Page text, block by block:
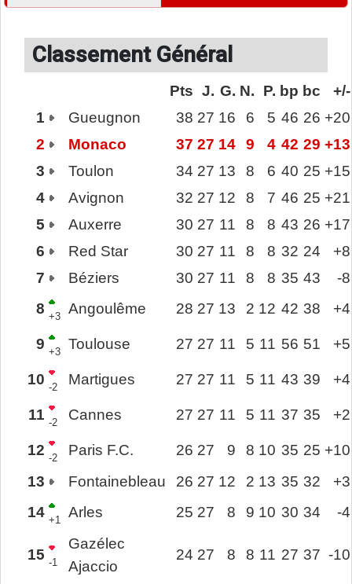
Classement Général
Pts J. G. N. P. bp bc
+/-
1
Gueugnon 38 27 16 6 5 46 26 +20
2
Monaco 37 27 14 9 4 42 29 +13
3
Toulon 34 27 13 8 6 40 25 +15
4
Avignon 32 27 12 8 7 46 25 +21
5
Auxerre 30 27 11 8 8 43 26 +17
6
Red Star 30 27 11 8 8 32 24
+8
7
Béziers 30 27 11 8 8 35 43
-8
8 +3 Angoulême 28 27 13 2 12 42 38 +4
9 +3 Toulouse 27 27 11 5 11 56 51 +5
10 -2 Martigues 27 27 11 5 11 43 39 +4
11 -2 Cannes 27 27 11 5 11 37 35 +2
12 -2 Paris F.C. 26 27 9 8 10 35 25 +10
13
Fontainebleau 26 27 12 2 13 35 32
+3
14 +1 Arles 25 27 8 9 10 30 34 -4
15 -1
Gazélec
Ajaccio
24 27 8 8 11 27 37 -10